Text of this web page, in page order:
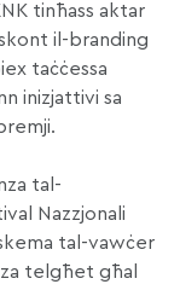
tinħass aktar
il-branding
taċċessa
inizjattivi sa
tal-
Nazzjonali
tal-vawċer
telgħet għal